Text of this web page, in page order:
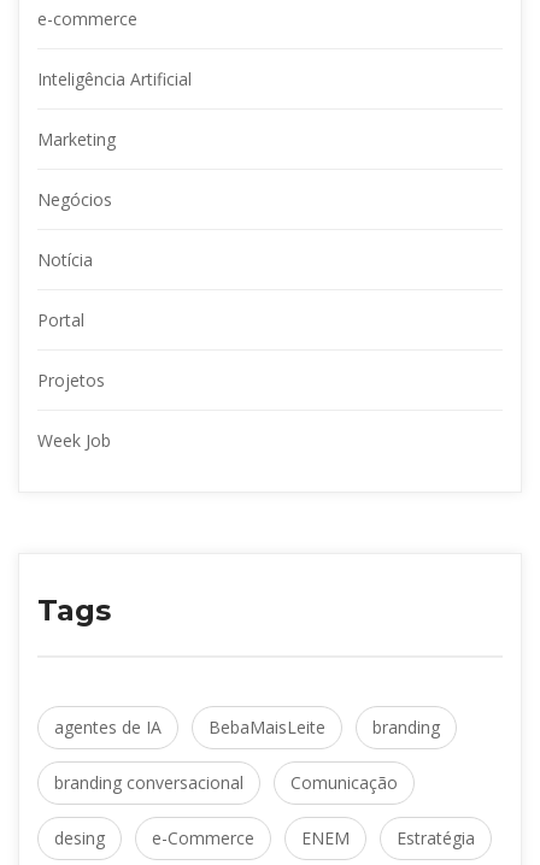
e-commerce
Inteligência Artificial
Marketing
Negócio
Notícia
Portal
Projeto
Week Job
Tag
agentes de IA BebaMaisLeite branding
branding conversacional Comunicação
desing e-Commerce ENEM Estratégia